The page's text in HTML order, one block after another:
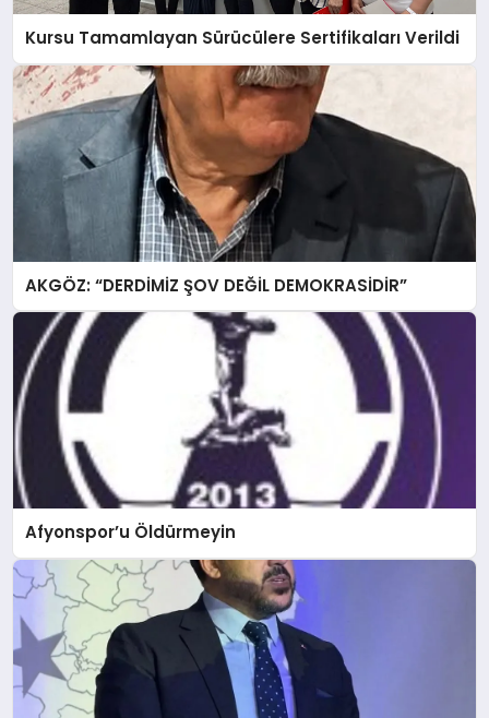
Kursu Tamamlayan Sürücülere Sertifikaları Verildi
AKGÖZ: “DERDİMİZ ŞOV DEĞİL DEMOKRASİDİR”
Afyonspor’u Öldürmeyin